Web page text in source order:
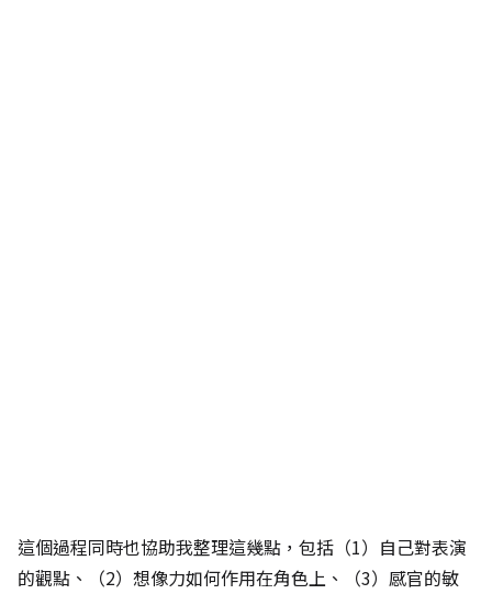
這個過程同時也協助我整理這幾點，包括（1）自己對表演
的觀點、（2）想像力如何作用在角色上、（3）感官的敏